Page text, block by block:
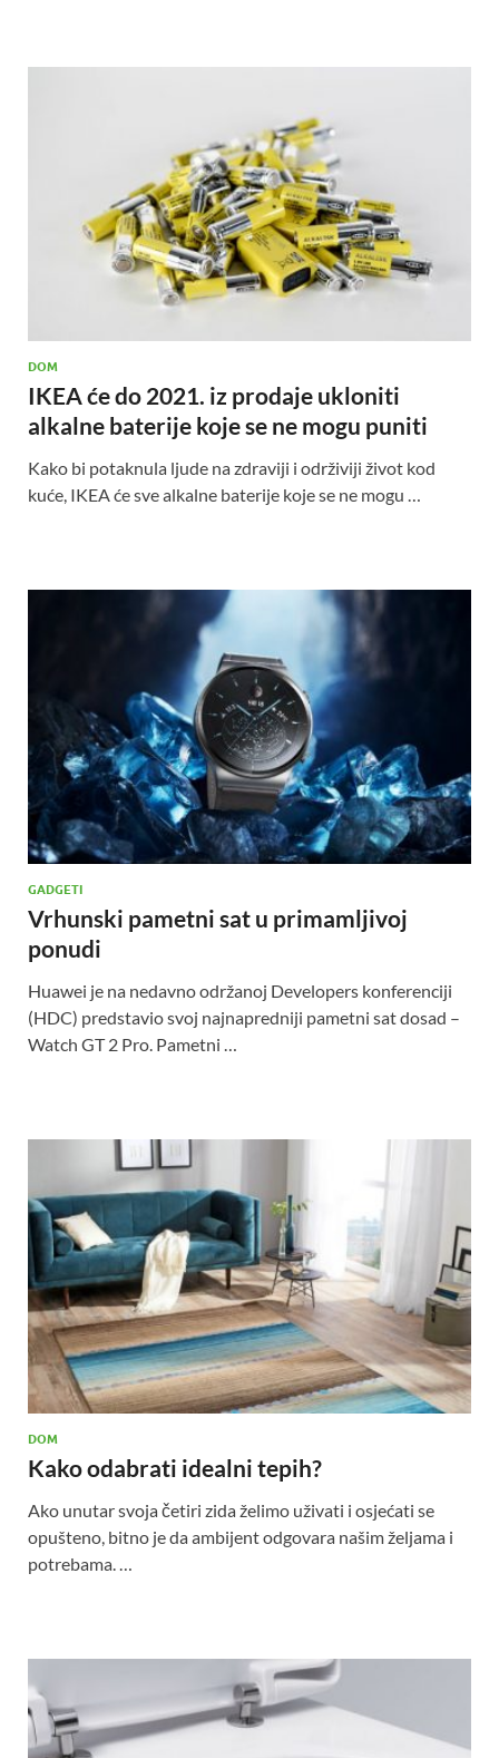
DOM
IKEA će do 2021. iz prodaje ukloniti
alkalne baterije koje se ne mogu puniti
Kako bi potaknula ljude na zdraviji i održiviji život kod
kuće, IKEA će sve alkalne baterije koje se ne mogu …
GADGETI
Vrhunski pametni sat u primamljivoj
ponudi
Huawei je na nedavno održanoj Developers konferenciji
(HDC) predstavio svoj najnapredniji pametni sat dosad –
Watch GT 2 Pro. Pametni …
DOM
Kako odabrati idealni tepih?
Ako unutar svoja četiri zida želimo uživati i osjećati se
opušteno, bitno je da ambijent odgovara našim željama i
potrebama. …